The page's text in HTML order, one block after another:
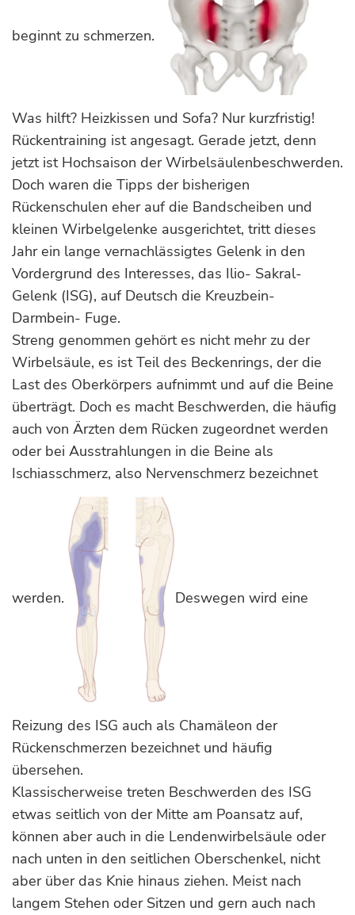
beginnt zu schmerzen.
Was hilft? Heizkissen und Sofa? Nur kurzfristig!
Rückentraining ist angesagt. Gerade jetzt, denn
jetzt ist Hochsaison der Wirbelsäulenbeschwerden.
Doch waren die Tipps der bisherigen
Rückenschulen eher auf die Bandscheiben und
kleinen Wirbelgelenke ausgerichtet, tritt dieses
Jahr ein lange vernachlässigtes Gelenk in den
Vordergrund des Interesses, das Ilio- Sakral-
Gelenk (ISG), auf Deutsch die Kreuzbein-
Darmbein- Fuge.
Streng genommen gehört es nicht mehr zu der
Wirbelsäule, es ist Teil des Beckenrings, der die
Last des Oberkörpers aufnimmt und auf die Beine
überträgt. Doch es macht Beschwerden, die häufig
auch von Ärzten dem Rücken zugeordnet werden
oder bei Ausstrahlungen in die Beine als
Ischiasschmerz, also Nervenschmerz bezeichnet
werden. Deswegen wird eine
Reizung des ISG auch als Chamäleon der
Rückenschmerzen bezeichnet und häufig
übersehen.
Klassischerweise treten Beschwerden des ISG
etwas seitlich von der Mitte am Poansatz auf,
können aber auch in die Lendenwirbelsäule oder
nach unten in den seitlichen Oberschenkel, nicht
aber über das Knie hinaus ziehen. Meist nach
langem Stehen oder Sitzen und gern auch nach